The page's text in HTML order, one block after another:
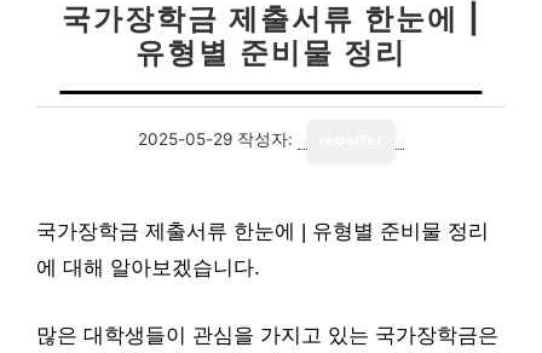
국가장학금 제출서류 한눈에 |
유형별 준비물 정리
2025-05-29 작성자:
국가장학금 제출서류 한눈에 | 유형별 준비물 정리
에 대해 알아보겠습니다.
많은 대학생들이 관심을 가지고 있는 국가장학금은